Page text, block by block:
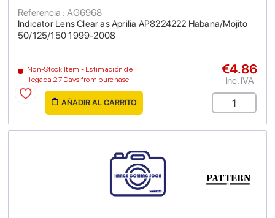
Indicator Lens Clear as Aprilia AP8224222 Habana/Mojito
50/125/150 1999-2008
Referencia : AG6968
Non-Stock Item - Estimación de
llegada 27 Days from purchase
€4.86
Inc. IVA
AÑADIR AL CARRITO